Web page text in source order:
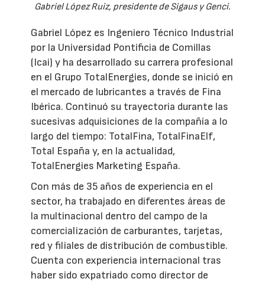
Gabriel López Ruiz, presidente de Sigaus y Genci.
Gabriel López es Ingeniero Técnico Industrial
por la Universidad Pontificia de Comillas
(Icai) y ha desarrollado su carrera profesional
en el Grupo TotalEnergies, donde se inició en
el mercado de lubricantes a través de Fina
Ibérica. Continuó su trayectoria durante las
sucesivas adquisiciones de la compañía a lo
largo del tiempo: TotalFina, TotalFinaElf,
Total España y, en la actualidad,
TotalEnergies Marketing España.
Con más de 35 años de experiencia en el
sector, ha trabajado en diferentes áreas de
la multinacional dentro del campo de la
comercialización de carburantes, tarjetas,
red y filiales de distribución de combustible.
Cuenta con experiencia internacional tras
haber sido expatriado como director de